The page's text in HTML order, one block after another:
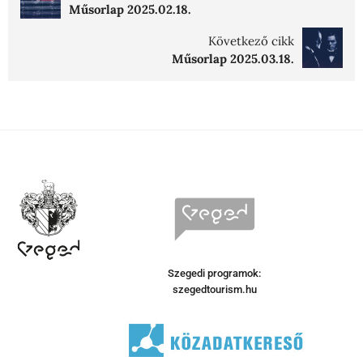
Műsorlap 2025.02.18.
Következő cikk
Műsorlap 2025.03.18.
Szegedi programok:
szegedtourism.hu